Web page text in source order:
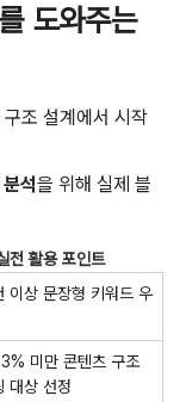
도와주는
조 설계에서 시작
석을 위해 실제 블
전 활용 포인트
이상 문장형 키워드 우
미만 콘텐츠 구조
대상 선정